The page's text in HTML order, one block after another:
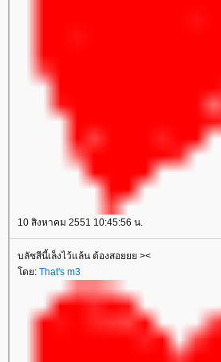
10 สิงหาคม 2551 10:45:56 น.
บลัชสีนี้เล็งไว้แล้น ต้องสอยยย ><
ดย: That's m3